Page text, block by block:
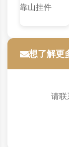
想了解更
请联